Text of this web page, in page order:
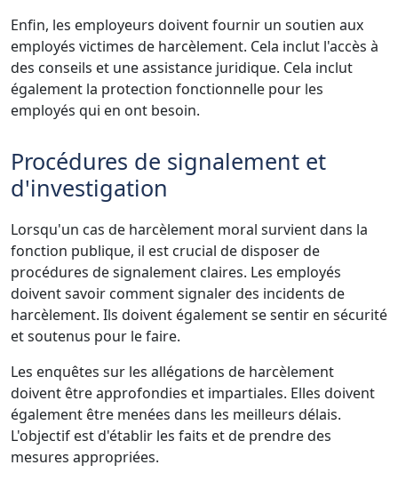
Enfin, les employeurs doivent fournir un soutien aux
employés victimes de harcèlement. Cela inclut l'accès à
des conseils et une assistance juridique. Cela inclut
également la protection fonctionnelle pour les
employés qui en ont besoin.
Procédures de signalement et
d'investigation
Lorsqu'un cas de harcèlement moral survient dans la
fonction publique, il est crucial de disposer de
procédures de signalement claires. Les employés
doivent savoir comment signaler des incidents de
harcèlement. Ils doivent également se sentir en sécurité
et soutenus pour le faire.
Les enquêtes sur les allégations de harcèlement
doivent être approfondies et impartiales. Elles doivent
également être menées dans les meilleurs délais.
L'objectif est d'établir les faits et de prendre des
mesures appropriées.